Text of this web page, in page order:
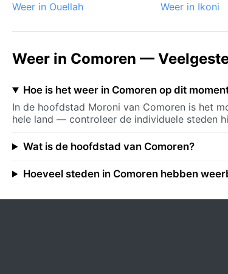
Weer in Ouellah
Weer in Ikoni
Weer in Comoren —
Hoe is het weer in Comoren op dit
In de hoofdstad Moroni van Comoren is het
hele land — controleer de individuele steden
Wat is de hoofdstad van Comoren?
Hoeveel steden in Comoren hebben